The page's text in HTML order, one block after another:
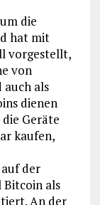
die
hat mit
vorgestellt,
von
als
dienen
Geräte
kaufen,
der
Bitcoin als
An der